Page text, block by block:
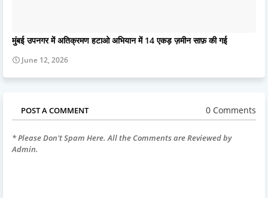
मुंबई उपनगर में अतिक्रमण हटाओ अभियान में 14 एकड़ ज़मीन साफ़ की गई
June 12, 2026
POST A COMMENT 0 Comments
* Please Don't Spam Here. All the Comments are Reviewed by
Admin.